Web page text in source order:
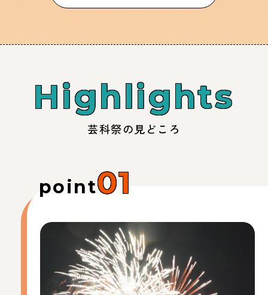
Highlights
芸科祭の見どころ
point01